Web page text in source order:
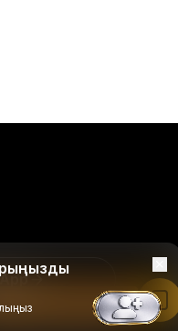
қолданбасында оқу